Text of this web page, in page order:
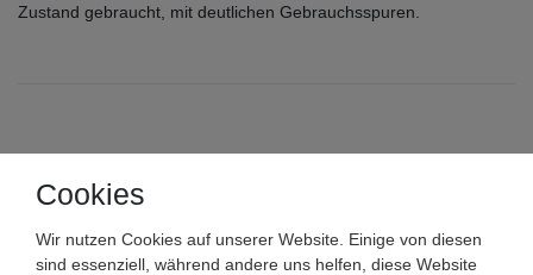
Zustand gebraucht, mit deutlichen Gebrauchsspuren.
Rundlaufprüfgerät auf Richtplatte
800 x 600 mm
Cookies
Wir nutzen Cookies auf unserer Website. Einige von diesen
sind essenziell, während andere uns helfen, diese Website